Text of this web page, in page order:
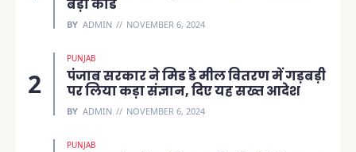
बड़ा कांड
BY ADMIN NOVEMBER 6, 2024
PUNJAB
पंजाब सरकार ने मिड डे मील वितरण में गड़बड़ी
पर लिया कड़ा संज्ञान, दिए यह सख्त आदेश
BY ADMIN NOVEMBER 6, 2024
PUNJAB